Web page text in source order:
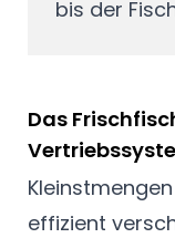
bis der
Das
effizient